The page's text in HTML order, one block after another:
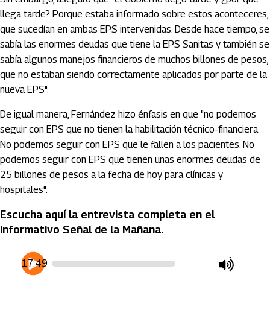
llega tarde? Porque estaba informado sobre estos aconteceres,
que sucedían en ambas EPS intervenidas. Desde hace tiempo, se
sabía las enormes deudas que tiene la EPS Sanitas y también se
sabía algunos manejos financieros de muchos billones de pesos,
que no estaban siendo correctamente aplicados por parte de la
nueva EPS".
De igual manera, Fernández hizo énfasis en que "no podemos
seguir con EPS que no tienen la habilitación técnico-financiera.
No podemos seguir con EPS que le fallen a los pacientes. No
podemos seguir con EPS que tienen unas enormes deudas de
25 billones de pesos a la fecha de hoy para clínicas y
hospitales".
Escucha aquí la entrevista completa en el
informativo Señal de la Mañana.
Artículos Player
Player Articulos
play
mute
17:49